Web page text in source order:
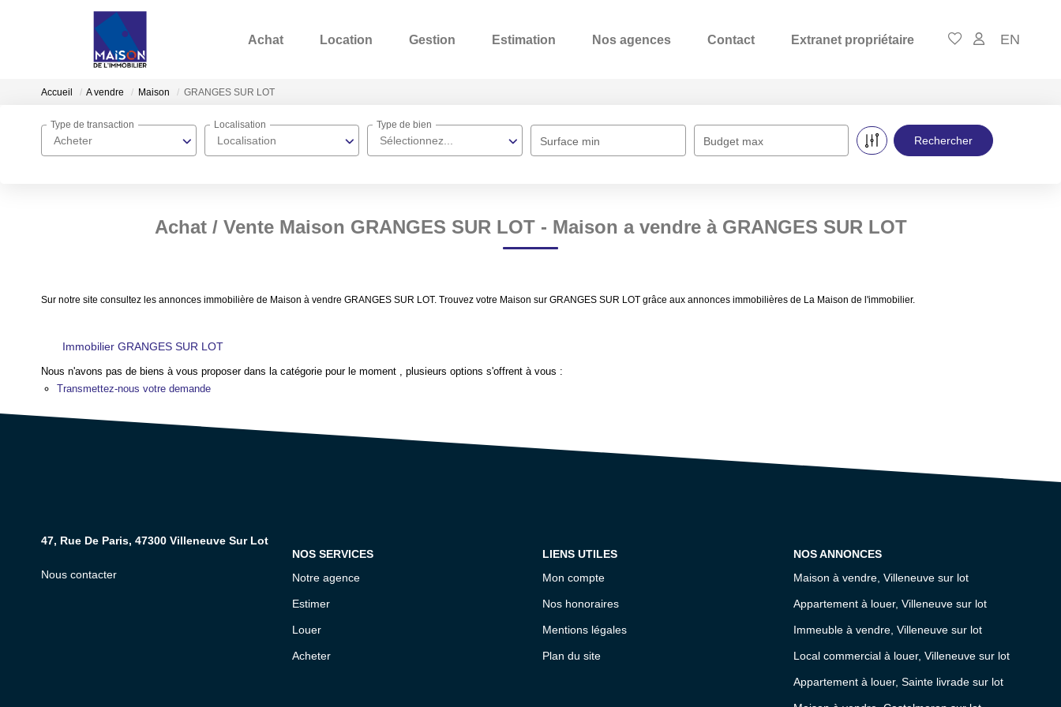
Achat Location Gestion Estimation Nos agences Contact Extranet propriétaire EN
Accueil A vendre Maison GRANGES SUR LOT
Acheter
Type de transaction
Localisation
Localisation
Sélectionnez...
Type de bien
Surface min Budget max
Achat / Vente Maison GRANGES SUR LOT - Maison a vendre à GRANGES SUR LOT
Sur notre site consultez les annonces immobilière de Maison à vendre GRANGES SUR LOT. Trouvez votre Maison sur GRANGES SUR LOT grâce aux annonces immobilières de La Maison de l'immobilier.
Immobilier GRANGES SUR LOT
Nous n'avons pas de biens à vous proposer dans la catégorie pour le moment , plusieurs options s'offrent à vous :
Transmettez-nous votre demande
47, Rue De Paris, 47300 Villeneuve Sur Lot
Nous contacter
NOS SERVICES
Notre agence
Estimer
Louer
Acheter
LIENS UTILES
Mon compte
Nos honoraires
Mentions légales
Plan du site
NOS ANNONCES
Maison à vendre, Villeneuve sur lot
Appartement à louer, Villeneuve sur lot
Immeuble à vendre, Villeneuve sur lot
Local commercial à louer, Villeneuve sur lot
Appartement à louer, Sainte livrade sur lot